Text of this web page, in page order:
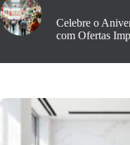
Celebre o
com Ofertas